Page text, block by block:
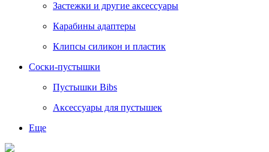
Застежки и другие аксессуары
Карабины адаптеры
Клипсы силикон и пластик
Соски-пустышки
Пустышки Bibs
Аксессуары для пустышек
Еще